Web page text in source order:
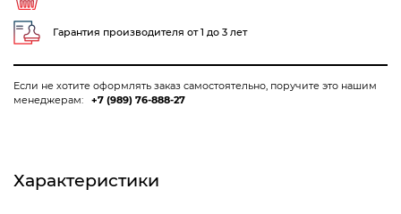
Гарантия производителя от 1 до 3 лет
Если не хотите оформлять заказ самостоятельно, поручите это нашим
менеджерам:
+7 (989) 76-888-27
Характеристики